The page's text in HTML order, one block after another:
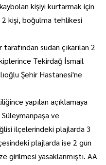
kişiyi kurtarmak için
kişi, boğulma tehlikesi
sudan çıkarılan 2
Tekirdağ İsmail
Şehir Hastanesi'ne
yapılan açıklamaya
ve
ilçelerindeki plajlarda 3
plajlarda ise 2 gün
girilmesi yasaklanmıştı. AA